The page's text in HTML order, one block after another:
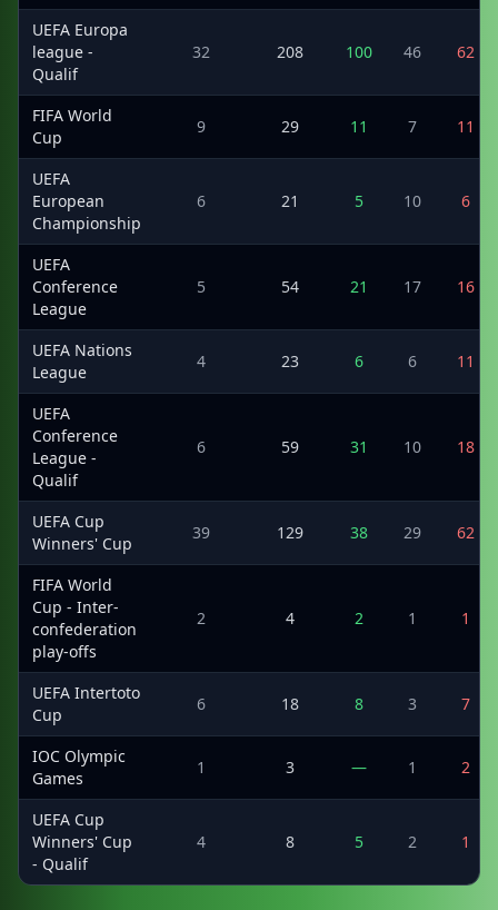
UEFA Europa
league -
Qualif
32 208 100 46 62
FIFA World
Cup
9 29 11 7 11
UEFA
European
Championship
6 21 5 10 6
UEFA
Conference
League
5 54 21 17 16
UEFA Nations
League
4 23 6 6 11
UEFA
Conference
League -
Qualif
6 59 31 10 18
UEFA Cup
Winners' Cup
39 129 38 29 62
FIFA World
Cup - Inter-
confederation
play-offs
2 4 2 1 1
UEFA Intertoto
Cup
6 18 8 3 7
IOC Olympic
Games
1 3 — 1 2
UEFA Cup
Winners' Cup
- Qualif
4 8 5 2 1